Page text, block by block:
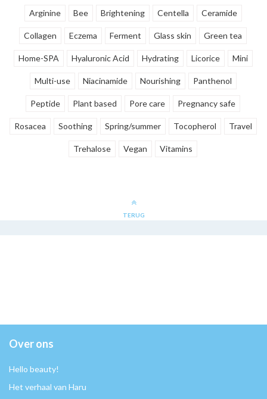
Arginine Bee Brightening Centella Ceramide
Collagen Eczema Ferment Glass skin Green tea
Home-SPA Hyaluronic Acid Hydrating Licorice Mini
Multi-use Niacinamide Nourishing Panthenol
Peptide Plant based Pore care Pregnancy safe
Rosacea Soothing Spring/summer Tocopherol Travel
Trehalose Vegan Vitamins
TERUG
Over ons
Hello beauty!
Het verhaal van Haru